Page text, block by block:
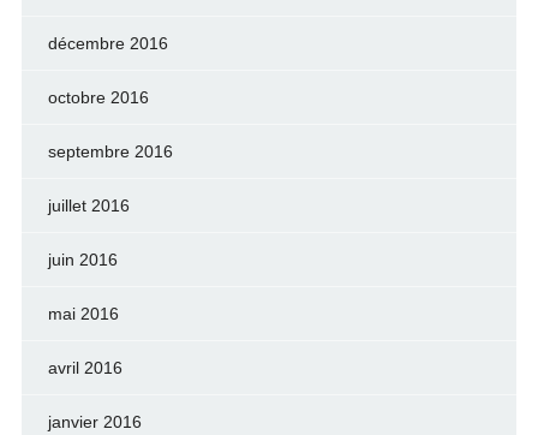
décembre 2016
octobre 2016
septembre 2016
juillet 2016
juin 2016
mai 2016
avril 2016
janvier 2016